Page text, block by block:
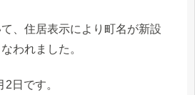
、住居表示により町名が新設
われました。
日です。